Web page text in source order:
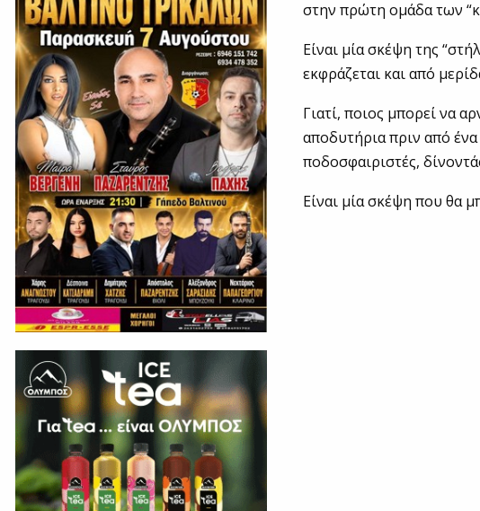
στην πρώτη ομάδα των
Είναι μία σκέψη της
εκφράζεται και από
Γιατί, ποιος μπορεί να
αποδυτήρια πριν από
ποδοσφαιριστές,
Είναι μία σκέψη που θα